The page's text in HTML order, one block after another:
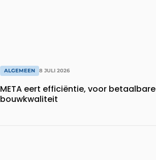
ALGEMEEN 8 JULI 2026
META eert efficiëntie, voor betaalbare
bouwkwaliteit